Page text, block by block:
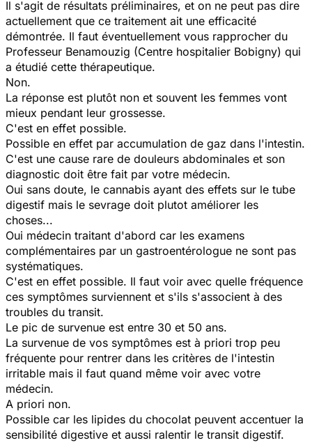
Il s'agit de résultats préliminaires, et on ne peut pas dire
actuellement que ce traitement ait une efficacité
démontrée. Il faut éventuellement vous rapprocher du
Professeur Benamouzig (Centre hospitalier Bobigny) qui
a étudié cette thérapeutique.
Non.
La réponse est plutôt non et souvent les femmes vont
mieux pendant leur grossesse.
C'est en effet possible.
Possible en effet par accumulation de gaz dans l'intestin.
C'est une cause rare de douleurs abdominales et son
diagnostic doit être fait par votre médecin.
Oui sans doute, le cannabis ayant des effets sur le tube
digestif mais le sevrage doit plutot améliorer les
choses...
Oui médecin traitant d'abord car les examens
complémentaires par un gastroentérologue ne sont pas
systématiques.
C'est en effet possible. Il faut voir avec quelle fréquence
ces symptômes surviennent et s'ils s'associent à des
troubles du transit.
Le pic de survenue est entre 30 et 50 ans.
La survenue de vos symptômes est à priori trop peu
fréquente pour rentrer dans les critères de l'intestin
irritable mais il faut quand même voir avec votre
médecin.
A priori non.
Possible car les lipides du chocolat peuvent accentuer la
sensibilité digestive et aussi ralentir le transit digestif.